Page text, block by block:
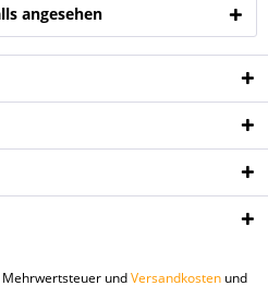
angesehen
undVersandkostenund